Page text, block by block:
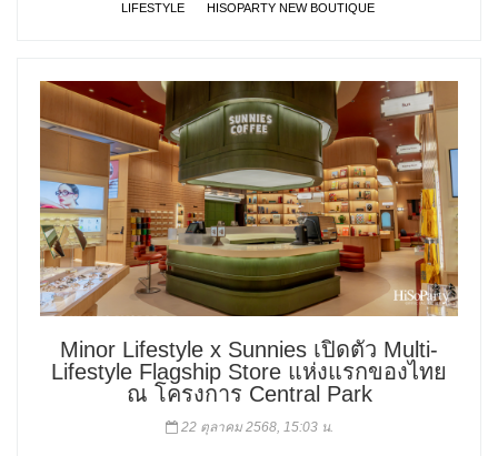
LIFESTYLE HISOPARTY NEW BOUTIQUE
Minor Lifestyle x Sunnies เปิดตัว Multi-
Lifestyle Flagship Store แห่งแรกของไทย
ณ โครงการ Central Park
22 ตุลาคม 2568, 15:03 น.